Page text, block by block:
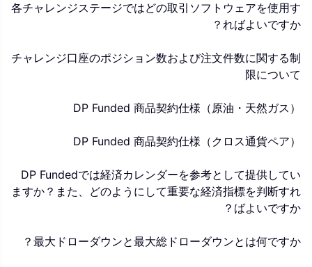
各チャレンジステージではどの取引ソフトウェアを使用す
ればよいですか？
チャレンジ口座のポジション数および注文件数に関する制
限について
DP Funded 商品契約仕様（原油・天然ガス）
DP Funded 商品契約仕様（クロス通貨ペア）
DP Fundedでは経済カレンダーを参考として提供してい
ますか？また、どのようにして重要な経済指標を判断すれ
ばよいですか？
最大ドローダウンと最大総ドローダウンとは何ですか？